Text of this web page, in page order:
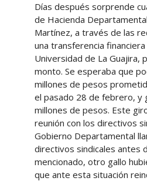
Días después sorprende
de Hacienda
Martínez, a través de las
una transferencia
Universidad de La Guajira,
monto. Se esperaba que
millones de pesos
el pasado 28 de febrero, y
millones de pesos. Este
reunión con los directivos
Gobierno Departamental
directivos sindicales antes
mencionado, otro gallo
que ante esta situación